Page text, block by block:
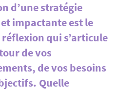
d’une stratégie
impactante est le
qui s’articule
de vos
de vos besoins
Quelle